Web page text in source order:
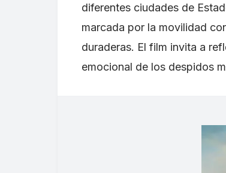
diferentes ciudades de
marcada por la movilidad
duraderas. El film invita a
emocional de los despidos